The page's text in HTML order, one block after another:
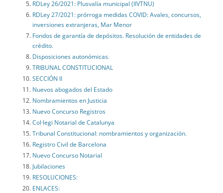
RDLey 26/2021: Plusvalía municipal (IIVTNU)
RDLey 27/2021: prórroga medidas COVID: Avales, concursos,
inversiones extranjeras, Mar Menor
Fondos de garantía de depósitos. Resolución de entidades de
crédito.
Disposiciones autonómicas.
TRIBUNAL CONSTITUCIONAL
SECCIÓN II
Nuevos abogados del Estado
Nombramientos en Justicia
Nuevo Concurso Registros
Col·legi Notarial de Catalunya
Tribunal Constitucional: nombramientos y organización.
Registro Civil de Barcelona
Nuevo Concurso Notarial
Jubilaciones
RESOLUCIONES:
ENLACES: